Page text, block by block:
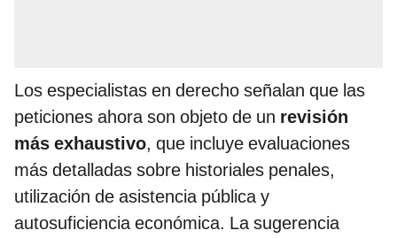
Los especialistas en derecho señalan que las
peticiones ahora son objeto de un revisión
más exhaustivo, que incluye evaluaciones
más detalladas sobre historiales penales,
utilización de asistencia pública y
autosuficiencia económica. La sugerencia